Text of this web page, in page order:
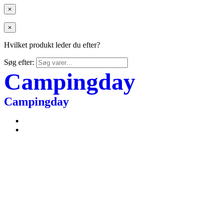
×
×
Hvilket produkt leder du efter?
Søg efter:
Campingday
Campingday